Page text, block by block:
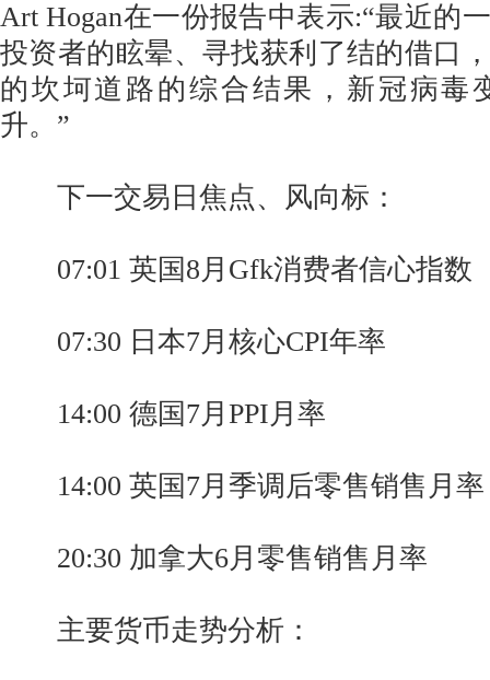
Art Hogan在一份报告中表示:“最近的
投资者的眩晕、寻找获利了结的借口
的坎坷道路的综合结果，新冠病毒
升。”
下一交易日焦点、风向标：
07:01 英国8月Gfk消费者信心指数
07:30 日本7月核心CPI年率
14:00 德国7月PPI月率
14:00 英国7月季调后零售销售月率
20:30 加拿大6月零售销售月率
主要货币走势分析：